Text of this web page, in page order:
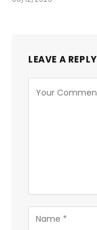
LEAVE A REPLY